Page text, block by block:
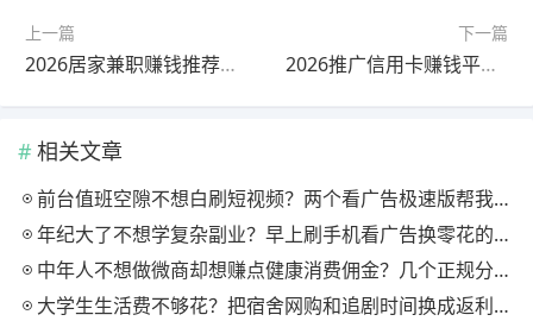
上一篇
2026居家兼职赚钱推荐，不用出门，每天轻松赚70+
下一篇
2026推广信用卡赚钱平台，高佣金日结，一单赚 300+
相关文章
前台值班空隙不想白刷短视频？两个看广告极速版帮我月回血三百块
年纪大了不想学复杂副业？早上刷手机看广告换零花的两个极速版用法
中年人不想做微商却想赚点健康消费佣金？几个正规分享式返利平台排位
大学生生活费不够花？把宿舍网购和追剧时间换成返利零钱的方法